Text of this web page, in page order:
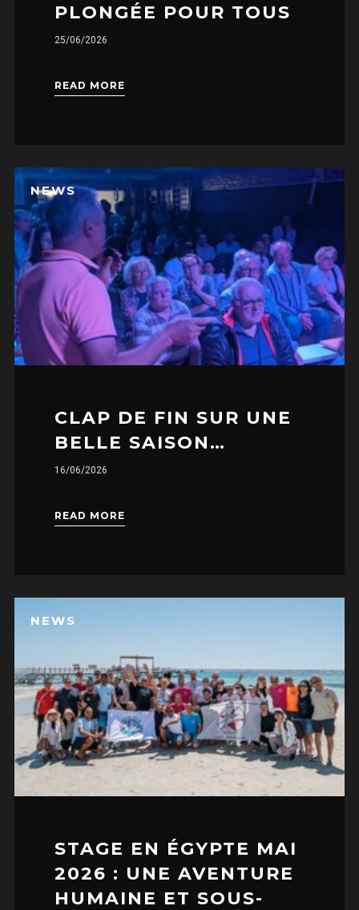
PLONGÉE POUR TOUS
25/06/2026
READ MORE
NEWS
CLAP DE FIN SUR UNE
BELLE SAISON…
16/06/2026
READ MORE
NEWS
STAGE EN ÉGYPTE MAI
2026 : UNE AVENTURE
HUMAINE ET SOUS-